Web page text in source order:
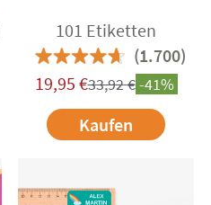
101 Etiketten
(1.700)
19,95 €33,92€-41%
Kaufen